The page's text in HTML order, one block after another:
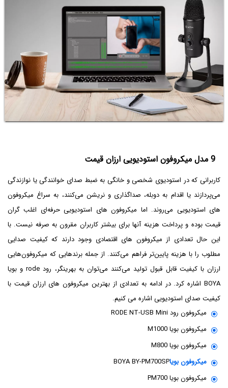
9 مدل میکروفون استودیویی ارزان قیمت
کاربرانی که در استودیوی شخصی و خانگی به ضبط صدای خوانندگی یا نوازندگی
می‌پردازند یا اقدام به دوبله، صداگذاری و نریشن می‌کنند، به سراغ میکروفون
های استودیویی می‌روند. اما میکروفون های استودیویی حرفه‌ای اغلب گران
قیمت بوده و پرداخت هزینه آنها برای بیشتر کاربران مقرون به صرفه نیست. با
این حال تعدادی از میکروفون های اقتصادی وجود دارند که کیفیت صدایی
مطلوب را با هزینه پایین‌تر فراهم می‌کنند. از جمله برندهایی که میکروفون‌هایی
ارزان با کیفیت قابل قبول تولید می‌کنند می‌توان به بهرینگر، رود rode و بویا
BOYA اشاره کرد. در ادامه به تعدادی از بهترین میکروفون های ارزان قیمت با
کیفیت صدای استودیویی اشاره می کنیم.
میکروفون رود RODE NT-USB Mini
میکروفون بویا M1000
میکروفون بویا M800
میکروفون بویاBOYA BY-PM700SP
میکروفون بویا PM700